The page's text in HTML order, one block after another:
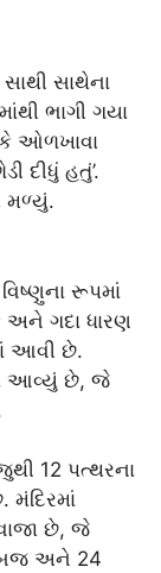
સાથેના
ભાગી ગયા
ઓળખાવા
દીધું હતું’.
મળ્યું.
રૂપમાં
ગદા ધારણ
આવી છે.
આવ્યું છે, જે
12 પત્થરના
મંદિરમાં
છે, જે
અને 24